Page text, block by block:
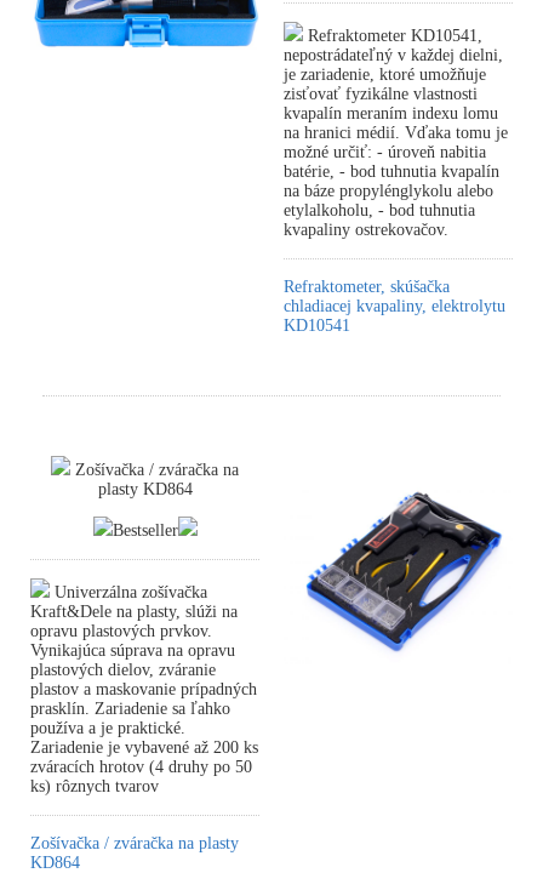
Refraktometer KD10541,
nepostrádateľný v každej dielni,
je zariadenie, ktoré umožňuje
zisťovať fyzikálne vlastnosti
kvapalín meraním indexu lomu
na hranici médií. Vďaka tomu je
možné určiť: - úroveň nabitia
batérie, - bod tuhnutia kvapalín
na báze propylénglykolu alebo
etylalkoholu, - bod tuhnutia
kvapaliny ostrekovačov.
Refraktometer, skúšačka
chladiacej kvapaliny, elektrolytu
KD10541
Zošívačka / zváračka na
plasty KD864
Bestseller
Univerzálna zošívačka
Kraft&Dele na plasty, slúži na
opravu plastových prvkov.
Vynikajúca súprava na opravu
plastových dielov, zváranie
plastov a maskovanie prípadných
prasklín. Zariadenie sa ľahko
používa a je praktické.
Zariadenie je vybavené až 200 ks
zváracích hrotov (4 druhy po 50
ks) rôznych tvarov
Zošívačka / zváračka na plasty
KD864